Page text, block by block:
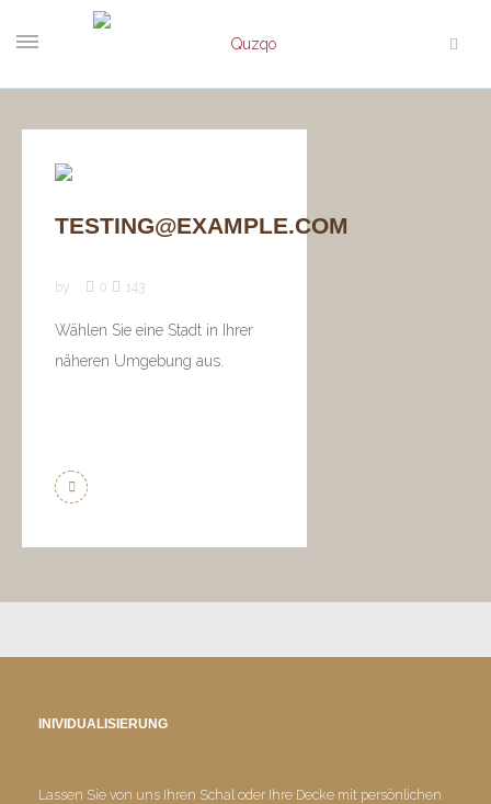
TESTING@EXAMPLE.COM
by 0 143
Wählen Sie eine Stadt in Ihrer
näheren Umgebung aus.
INIVIDUALISIERUNG
Lassen Sie von uns Ihren Schal oder Ihre Decke mit persönlichen